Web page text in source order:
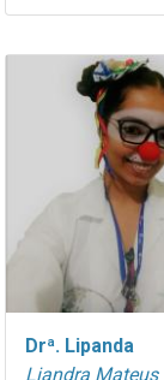
Drª. Lipanda
Liandra Mateus